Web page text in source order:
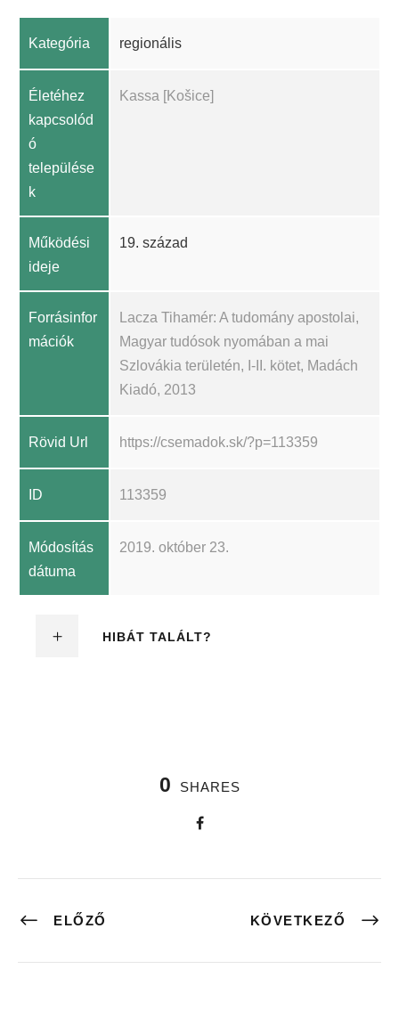
Kategória regionális
Életéhez
kapcsolód
ó
települése
k
Kassa [Košice]
Működési
ideje
19. század
Forrásinfor
mációk
Lacza Tihamér: A tudomány apostolai,
Magyar tudósok nyomában a mai
Szlovákia területén, I-II. kötet, Madách
Kiadó, 2013
Rövid Url https://csemadok.sk/?p=113359
ID 113359
Módosítás
dátuma
2019. október 23.
HIBÁT TALÁLT?
0 SHARES
ELŐZŐ KÖVETKEZŐ